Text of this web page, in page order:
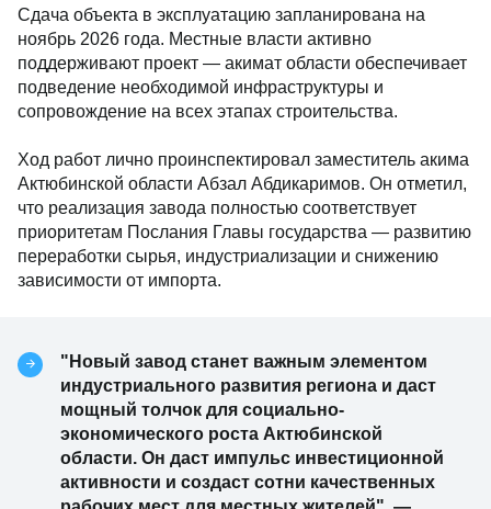
Сдача объекта в эксплуатацию запланирована на
ноябрь 2026 года. Местные власти активно
поддерживают проект — акимат области обеспечивает
подведение необходимой инфраструктуры и
сопровождение на всех этапах строительства.
Ход работ лично проинспектировал заместитель акима
Актюбинской области Абзал Абдикаримов. Он отметил,
что реализация завода полностью соответствует
приоритетам Послания Главы государства — развитию
переработки сырья, индустриализации и снижению
зависимости от импорта.
"Новый завод станет важным элементом
индустриального развития региона и даст
мощный толчок для социально-
экономического роста Актюбинской
области. Он даст импульс инвестиционной
активности и создаст сотни качественных